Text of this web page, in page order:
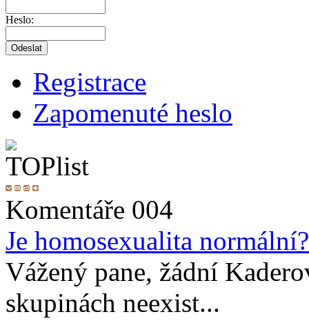
Heslo:
Registrace
Zapomenuté heslo
Komentáře 004
Je homosexualita normální?
Vážený pane, žádní
skupinách neexist...